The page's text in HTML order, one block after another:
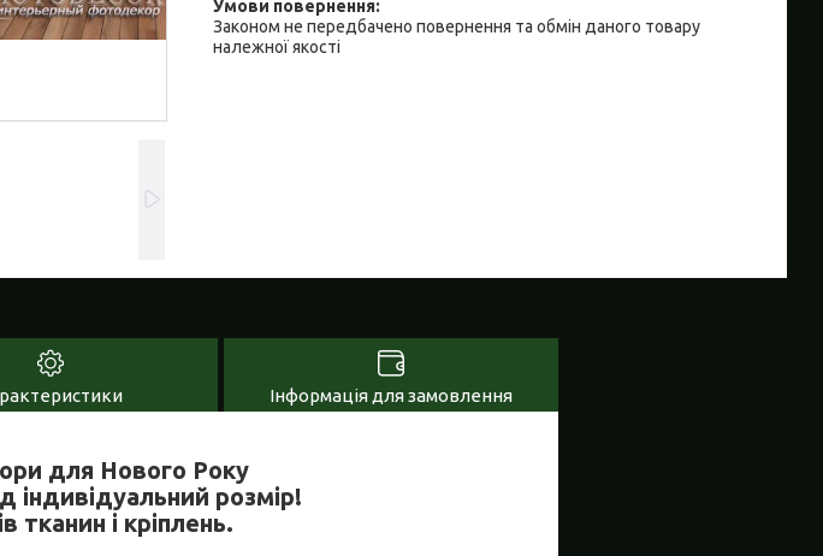
Законом не передбачено повернення та обмін даного товару
належної якості
Інформація для замовлення
для Нового Року
індивідуальний розмір!
тканин і кріплень.